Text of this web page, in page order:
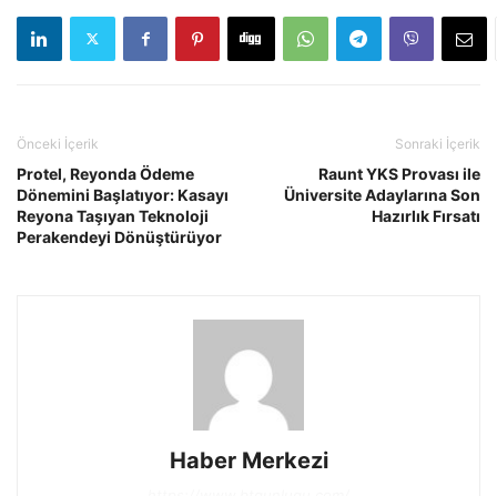
Önceki İçerik
Protel, Reyonda Ödeme
Dönemini Başlatıyor: Kasayı
Reyona Taşıyan Teknoloji
Perakendeyi Dönüştürüyor
Sonraki İçerik
Raunt YKS Provası ile
Üniversite Adaylarına Son
Hazırlık Fırsatı
Haber Merkezi